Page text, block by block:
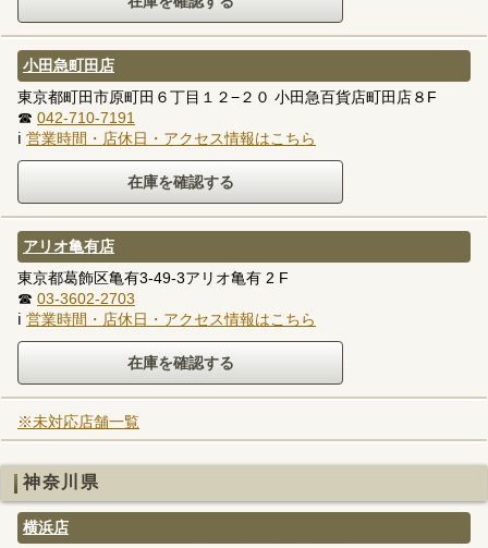
小田急町田店
東京都町田市原町田６丁目１２−２０ 小田急百貨店町田店８F
☎ 042-710-7191
ℹ 営業時間・店休日・アクセス情報はこちら
アリオ亀有店
東京都葛飾区亀有3-49-3アリオ亀有 2 F
☎ 03-3602-2703
ℹ 営業時間・店休日・アクセス情報はこちら
※未対応店舗一覧
神奈川県
横浜店